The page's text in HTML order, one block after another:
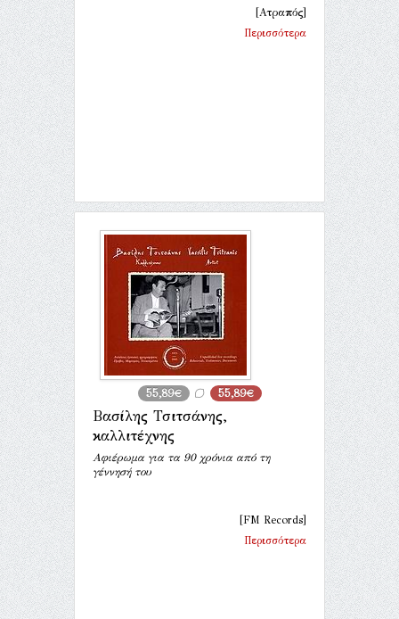
[Ατραπός]
Περισσότερα
55,89€ 55,89€
Βασίλης Τσιτσάνης,
καλλιτέχνης
Αφιέρωμα για τα 90 χρόνια από τη
γέννησή του
[FM Records]
Περισσότερα